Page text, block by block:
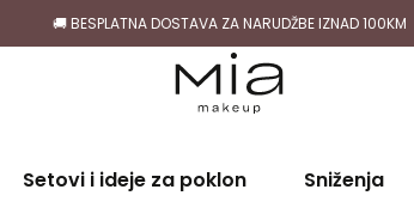
🚚 BESPLATNA DOSTAVA ZA NARUDŽBE IZNAD 100KM
Setovi i ideje za poklon Sniženja